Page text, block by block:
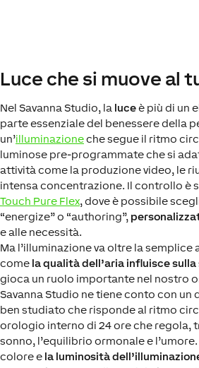
Luce che si muove al
Nel Savanna Studio, la luceè più di un
parte essenziale del benessere della
un’illuminazioneche segue il ritmo
luminose pre-programmate che si
attività come la produzione video, le
intensa concentrazione. Il controllo è
Touch Pure Flex, dove è possibile
“energize” o “authoring”,
e alle necessità.
Ma l’illuminazione va oltre la
come la qualità dell’aria influisce
gioca un ruolo importante nel nostro
Savanna Studio ne tiene conto con
ben studiato che risponde al ritmo
orologio interno di 24 ore che regola,
sonno, l’equilibrio ormonale e
colore e la luminosità